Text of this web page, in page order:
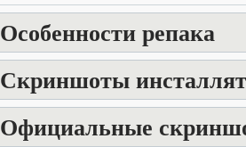
Особенности репака
Скриншоты
Официальные